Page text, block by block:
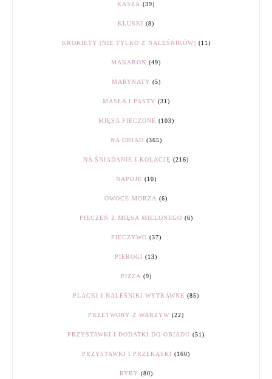
KASZA (39)
KLUSKI (8)
KROKIETY (NIE TYLKO Z NALEŚNIKÓW) (11)
MAKARON (49)
MARYNATY (5)
MASŁA I PASTY (31)
MIĘSA PIECZONE (103)
NA OBIAD (365)
NA ŚNIADANIE I KOLACJĘ (216)
NAPOJE (10)
OWOCE MORZA (6)
PIECZEŃ Z MIĘSA MIELONEGO (6)
PIECZYWO (37)
PIEROGI (13)
PIZZA (9)
PLACKI I NALEŚNIKI WYTRAWNE (85)
PRZETWORY Z WARZYW (22)
PRZYSTAWKI I DODATKI DO OBIADU (51)
PRZYSTAWKI I PRZEKĄSKI (160)
RYBY (80)